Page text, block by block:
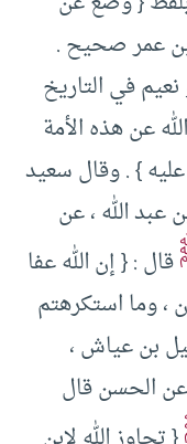
عمر صحيح .
في التاريخ
عن هذه الأمة
عليه } . وقال سعيد
الله ، عن
قال : { إن الله عفا
، وما استكرهتم
بن عياش ،
الحسن قال